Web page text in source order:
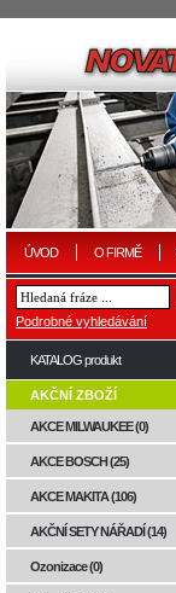
ÚVOD O FIRMĚ
Podrobné vyhledávání
KATALOG produkt
AKČNÍ ZBOŽÍ
AKCE MILWAUKEE (0)
AKCE BOSCH (25)
AKCE MAKITA (106)
AKČNÍ SETY NÁŘADÍ (14)
Ozonizace (0)